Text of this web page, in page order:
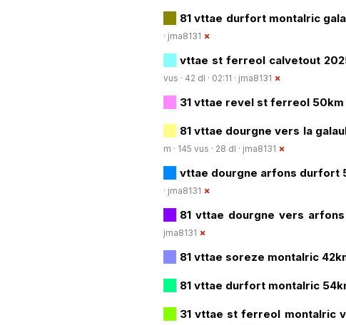
81 vttae durfort montalric
· jma8131
vttae st ferreol calvetout
vus · 42 dl · 02:11 · jma8131
31 vttae revel st ferreol 50km
81 vttae dourgne vers la
m · 145 vus · 28 dl · jma8131
vttae dourgne arfons durfort
· jma8131
81 vttae dourgne vers
jma8131
81 vttae soreze montalric
81 vttae durfort montalric
31 vttae st ferreol montalric